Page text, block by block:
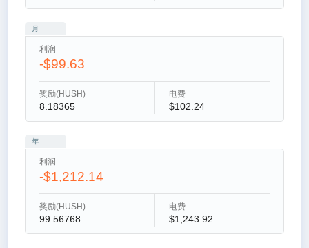
月
利润
-$99.63
奖励(HUSH)
8.18365
电费
$102.24
年
利润
-$1,212.14
奖励(HUSH)
99.56768
电费
$1,243.92